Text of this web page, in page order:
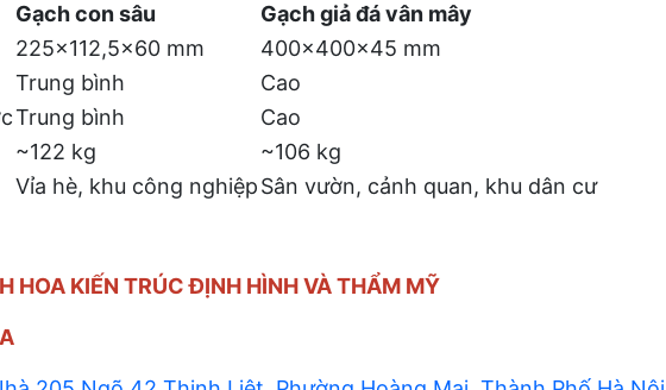
Gạch con sâu
Gạch giả đá vân mây
225×112,5×60 mm
400×400×45 mm
Trung bình
Cao
Trung bình
Cao
~122 kg
~106 kg
Vỉa hè, khu công nghiệpSân vườn, cảnh quan, khu dân cư
HOA KIẾN TRÚC ĐỊNH HÌNH VÀ THẨM MỸ